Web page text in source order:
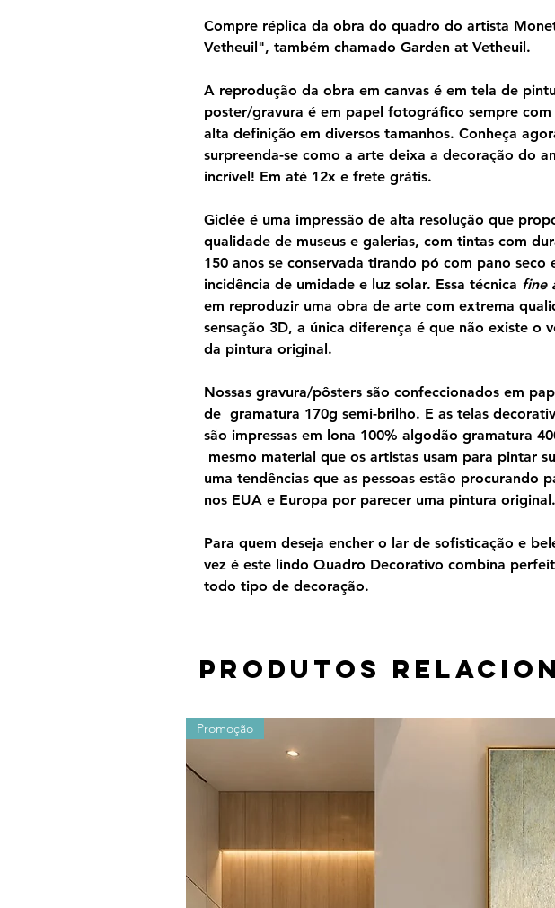
Compre réplica da obra do quadro do artista
Vetheuil", também chamado Garden at Vetheuil.
A reprodução da obra em canvas é em tela de
poster/gravura é em papel fotográfico sempre com
alta definição em diversos tamanhos. Conheça
surpreenda-se como a arte deixa a decoração do
incrível! Em até 12x e frete grátis.
Giclée é uma impressão de alta resolução que
qualidade de museus e galerias, com tintas com
150 anos se conservada tirando pó com pano seco
incidência de umidade e luz solar. Essa técnica fine
em reproduzir uma obra de arte com extrema
sensação 3D, a única diferença é que não existe o
da pintura original.
Nossas gravura/pôsters são confeccionados em
de gramatura 170g semi-brilho. E as telas
são impressas em lona 100% algodão gramatura
mesmo material que os artistas usam para pintar
uma tendências que as pessoas estão procurando
nos EUA e Europa por parecer uma pintura original.
Para quem deseja encher o lar de sofisticação e
vez é este lindo Quadro Decorativo combina
todo tipo de decoração.
Os valores sofrem alterações devido ao material e tamanho
Produtos
Promoção